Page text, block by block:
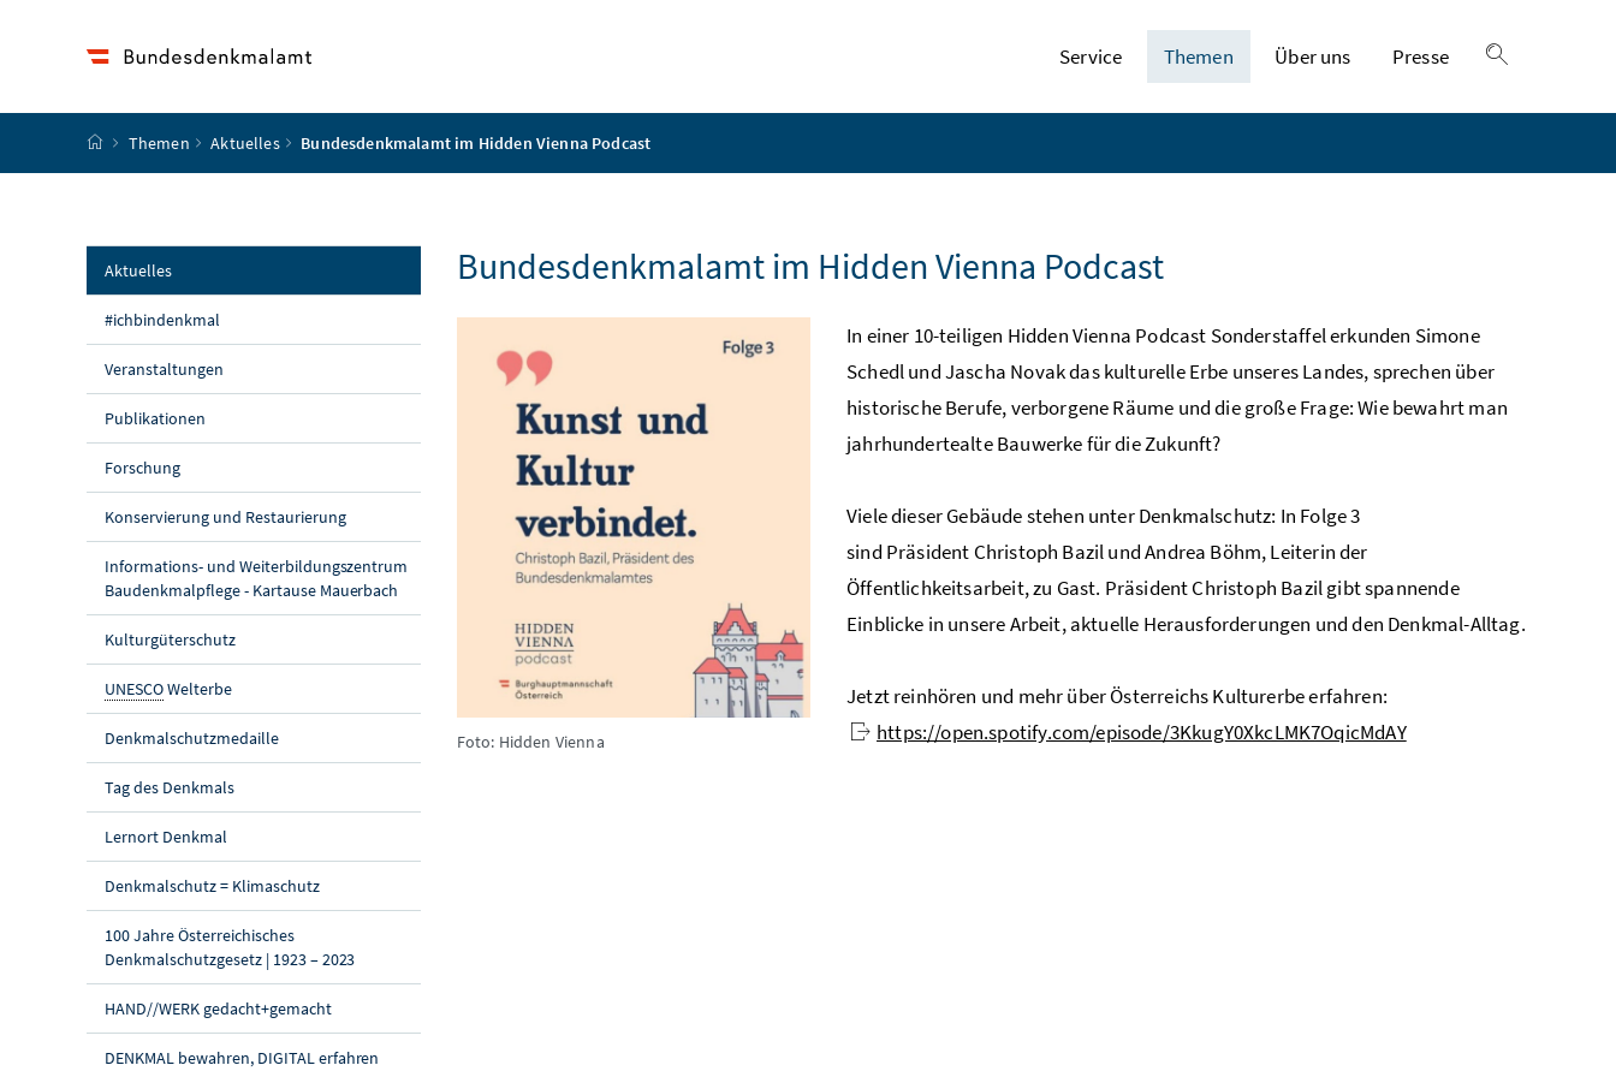
Service Themen Über uns
Presse
Startseite
Themen Aktuelles Bundesdenkmalamt im Hidden Vienna Podcast
Aktuelles(aktuelle Seite)
#ichbindenkmal
Veranstaltungen
Publikationen
Forschung
Konservierung und Restaurierung
Informations- und Weiterbildungszentrum
Baudenkmalpflege - Kartause Mauerbach
Kulturgüterschutz
UNESCOWelterbe
Denkmalschutzmedaille
Tag des Denkmals
Lernort Denkmal
Denkmalschutz = Klimaschutz
100 Jahre Österreichisches
Denkmalschutzgesetz | 1923 – 2023
HAND//WERK gedacht+gemacht
DENKMAL bewahren, DIGITAL erfahren
Bundesdenkmalamt im Hidden Vienna Podcast
Foto: Hidden Vienna
In einer 10-teiligen Hidden Vienna Podcast Sonderstaffel erkunden Simone
Schedl und Jascha Novakdas kulturelle Erbe unseres Landes, sprechen über
historische Berufe, verborgene Räume und die große Frage: Wie bewahrt man
jahrhundertealte Bauwerke für die Zukunft?
Viele dieser Gebäude stehen unter Denkmalschutz: In Folge 3
sind Präsident Christoph Bazil und Andrea Böhm, Leiterin der
Öffentlichkeitsarbeit, zu Gast. Präsident Christoph Bazil gibt spannende
Einblicke in unsere Arbeit, aktuelle Herausforderungen und den Denkmal-Alltag.
Jetzt reinhören und mehr über Österreichs Kulturerbe erfahren:
https://open.spotify.com/episode/3KkugY0XkcLMK7OqicMdAY